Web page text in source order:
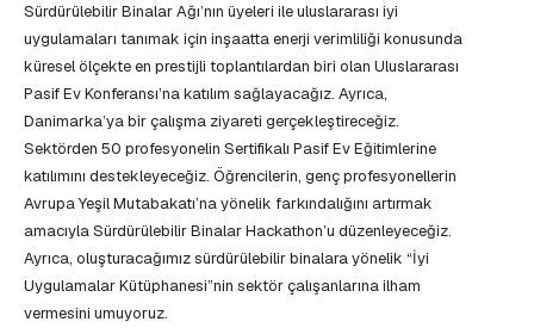
Sürdürülebilir Binalar Ağı’nın üyeleri ile uluslararası iyi
uygulamaları tanımak için inşaatta enerji verimliliği konusunda
küresel ölçekte en prestijli toplantılardan biri olan Uluslararası
Pasif Ev Konferansı’na katılım sağlayacağız. Ayrıca,
Danimarka’ya bir çalışma ziyareti gerçekleştireceğiz.
Sektörden 50 profesyonelin Sertifikalı Pasif Ev Eğitimlerine
katılımını destekleyeceğiz. Öğrencilerin, genç profesyonellerin
Avrupa Yeşil Mutabakatı’na yönelik farkındalığını artırmak
amacıyla Sürdürülebilir Binalar Hackathon’u düzenleyeceğiz.
Ayrıca, oluşturacağımız sürdürülebilir binalara yönelik “İyi
Uygulamalar Kütüphanesi”nin sektör çalışanlarına ilham
vermesini umuyoruz.